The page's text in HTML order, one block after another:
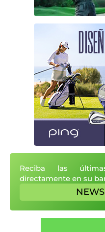
Reciba las
directamente en su